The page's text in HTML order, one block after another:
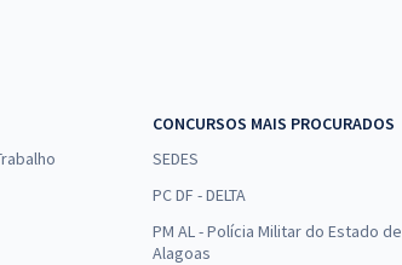
CONCURSOS MAIS PROCURADOS
SEDES
PC DF - DELTA
PM AL - Polícia Militar do Estado de
Alagoas